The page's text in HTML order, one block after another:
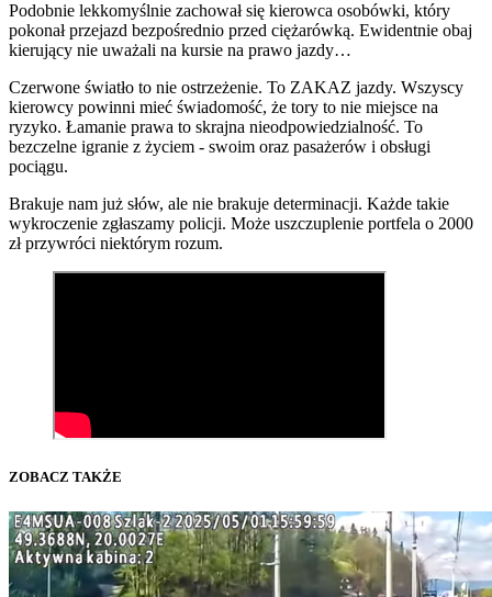
Podobnie lekkomyślnie zachował się kierowca osobówki, który
pokonał przejazd bezpośrednio przed ciężarówką. Ewidentnie obaj
kierujący nie uważali na kursie na prawo jazdy…
Czerwone światło to nie ostrzeżenie. To ZAKAZ jazdy. Wszyscy
kierowcy powinni mieć świadomość, że tory to nie miejsce na
ryzyko. Łamanie prawa to skrajna nieodpowiedzialność. To
bezczelne igranie z życiem - swoim oraz pasażerów i obsługi
pociągu.
Brakuje nam już słów, ale nie brakuje determinacji. Każde takie
wykroczenie zgłaszamy policji. Może uszczuplenie portfela o 2000
zł przywróci niektórym rozum.
ZOBACZ TAKŻE